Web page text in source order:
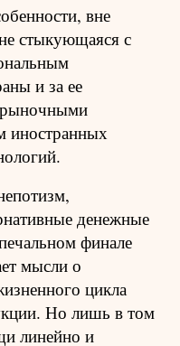
вне
стыкующаяся с
и за ее
рыночными
иностранных
денежные
финале
мысли о
цикла
Но лишь в том
линейно и